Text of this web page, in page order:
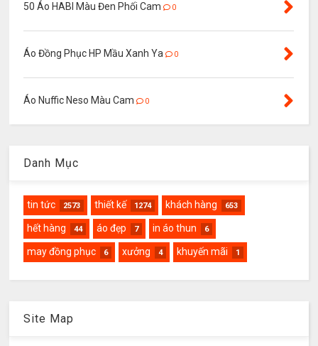
50 Áo HABI Màu Đen Phối Cam 0
Áo Đồng Phục HP Mầu Xanh Ya 0
Áo Nuffic Neso Màu Cam 0
Danh Mục
tin tức 2573 thiết kế 1274 khách hàng 653
hết hàng 44 áo đẹp 7 in áo thun 6
may đồng phục 6 xưởng 4 khuyến mãi 1
Site Map